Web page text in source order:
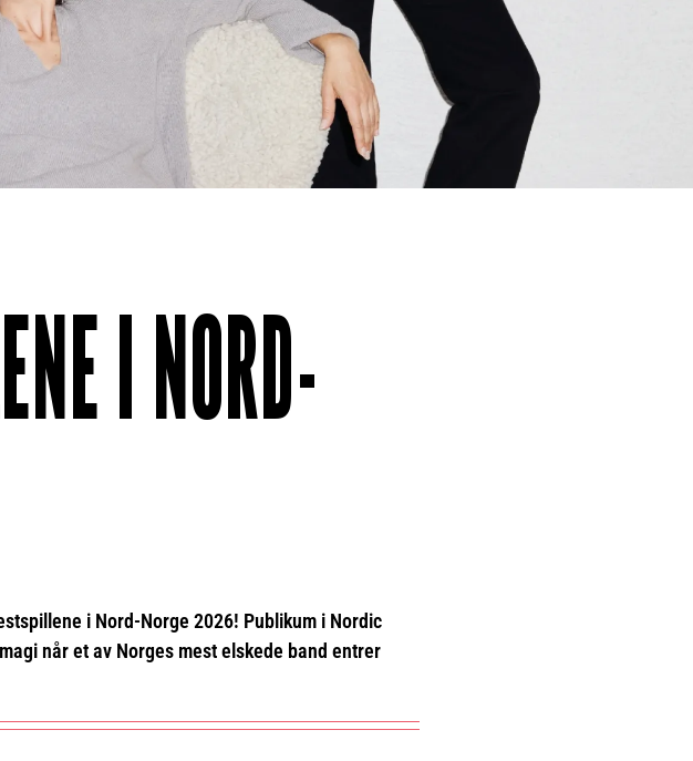
I NORD-
i Nord-Norge 2026! Publikum i Nordic
når et av Norges mest elskede band entrer